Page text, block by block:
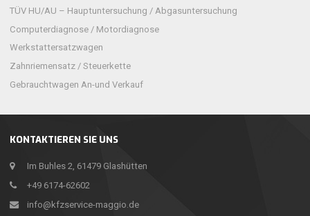
KONTAKTIEREN SIE UNS
Im Buhles 2, 61479 Glashütten
+49 6174-62602
info@kfzservice-maggio.de
TÜV HU/AU – Hauptuntersuchung / Abgasuntersuchung
Computerdiagnose / Motordiagnose
Werkstattersatzwagen
Zahnriemensatz / Steuerkette
Gebrauchtwagen An-und Verkauf